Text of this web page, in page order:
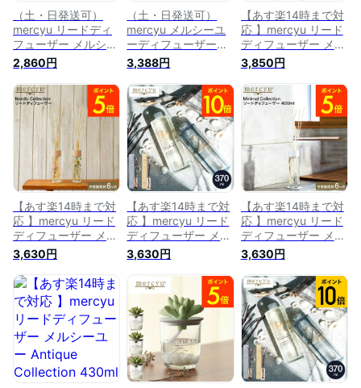
（土・日発送可）
mercyu リードディ
フューザー メルシー
ユーディフューザー
Nordic Collection
Desire MRU-12 / 6ヶ
月 スティック アロ
マディフューザー ル
ームフレグランス 芳
香 香り 誕生日プレ
ゼント JGS 最強配送
送料無料
2,860円
（土・日発送可）
mercyu メルシーユ
ーディフューザー
Nordic Collection リ
ードディフューザー
MRU-111 / 5ヶ月 コ
ースター付属 アロマ
ディフューザー フレ
グランス ルームフレ
グランス 玄関 リビ
ング 芳香 おしゃれ
誕生日プレゼント 女
性 JGS 最強配送
3,388円
【あす楽14時まで対
応 】mercyu リード
ディフューザー メル
シーユー Nordic
Collection MRU-78
送料無料 / 6ヶ月 ス
ティック アロマディ
フューザー フレグラ
ンス ルームフレグラ
ンス リビング 玄関
芳香 おしゃれ 誕生
日プレゼント 女性
プレゼント
3,850円
【あす楽14時まで対
応 】mercyu リード
ディフューザー メル
シーユー ハーバリウ
ム Nordic Collection
400ml MRU-70 送料
無料 / 6ヶ月 スティ
ック アロマディフュ
ーザー フレグランス
ルームフレグランス
芳香 香り おしゃれ
誕生日プレゼント 女
性 JGS
3,630円
【あす楽14時まで対
応 】mercyu リード
ディフューザー メル
シーユー VINTAGE
Collection MRU-51
送料無料 / 5ヶ月 ス
ティック アロマディ
フューザー フレグラ
ンス ルームフレグラ
ンス 芳香 香り シン
プル おしゃれ 誕生
日プレゼント 女性
プレゼント JGS
3,630円
【あす楽14時まで対
応 】mercyu リード
ディフューザー メル
シーユー Minimal
Collection 400ml
MRU-202 送料無料 /
6ヶ月 スティック ア
ロマディフューザー
フレグランス ルーム
フレグランス 芳香
香り おしゃれ 誕生
日プレゼント 女性
プレゼント JGS
3,630円